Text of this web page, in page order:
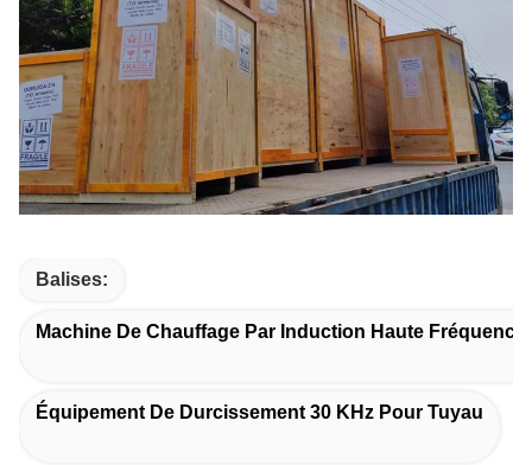
Balises:
Machine De Chauffage Par Induction Haute Fréquence
Équipement De Durcissement 30 KHz Pour Tuyau